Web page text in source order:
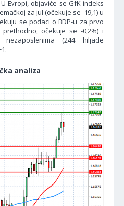
Evropi, objaviće se GfK indeks
za jul (očekuje se -19,1) u
se podaci o BDP-u za prvo
očekuje se -0,2%) i
(244 hiljade
analiza